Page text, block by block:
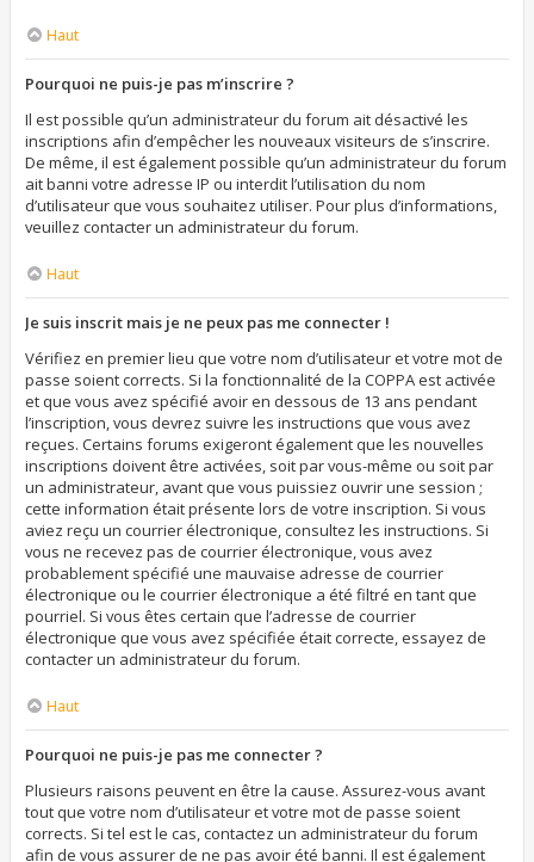
Haut
Pourquoi ne puis-je pas m’inscrire ?
Il est possible qu’un administrateur du forum ait désactivé les
inscriptions afin d’empêcher les nouveaux visiteurs de s’inscrire.
De même, il est également possible qu’un administrateur du forum
ait banni votre adresse IP ou interdit l’utilisation du nom
d’utilisateur que vous souhaitez utiliser. Pour plus d’informations,
veuillez contacter un administrateur du forum.
Haut
Je suis inscrit mais je ne peux pas me connecter !
Vérifiez en premier lieu que votre nom d’utilisateur et votre mot de
passe soient corrects. Si la fonctionnalité de la COPPA est activée
et que vous avez spécifié avoir en dessous de 13 ans pendant
l’inscription, vous devrez suivre les instructions que vous avez
reçues. Certains forums exigeront également que les nouvelles
inscriptions doivent être activées, soit par vous-même ou soit par
un administrateur, avant que vous puissiez ouvrir une session ;
cette information était présente lors de votre inscription. Si vous
aviez reçu un courrier électronique, consultez les instructions. Si
vous ne recevez pas de courrier électronique, vous avez
probablement spécifié une mauvaise adresse de courrier
électronique ou le courrier électronique a été filtré en tant que
pourriel. Si vous êtes certain que l’adresse de courrier
électronique que vous avez spécifiée était correcte, essayez de
contacter un administrateur du forum.
Haut
Pourquoi ne puis-je pas me connecter ?
Plusieurs raisons peuvent en être la cause. Assurez-vous avant
tout que votre nom d’utilisateur et votre mot de passe soient
corrects. Si tel est le cas, contactez un administrateur du forum
afin de vous assurer de ne pas avoir été banni. Il est également